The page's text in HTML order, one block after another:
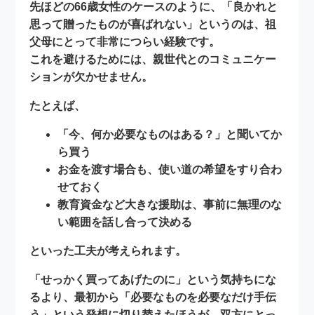
先ほどの66歳女性のケースのように、「良かれと
思って贈ったものが喜ばれない」というのは、祖
父母にとって非常につらい経験です。
これを避けるためには、親世代とのコミュニケー
ションが欠かせません。
たとえば、
「今、何か必要なものはある？」と聞いてか
ら買う
お金を渡す場合も、使い道の希望をすり合わ
せておく
教育資金など大きな援助は、事前に無理のな
い範囲を話し合って決める
といった工夫が考えられます。
「せっかく買ってあげたのに」という気持ちにな
るより、最初から「必要なものを必要なだけ手伝